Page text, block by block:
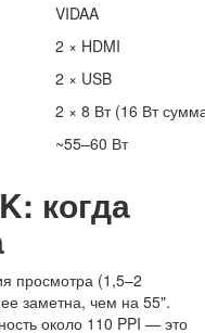
VIDAA
2 × HDMI
2 × USB
2 × 8 Вт (16 Вт
~55–60 Вт
когда
просмотра (1,5–2
заметна, чем на 55".
около 110 PPI — это